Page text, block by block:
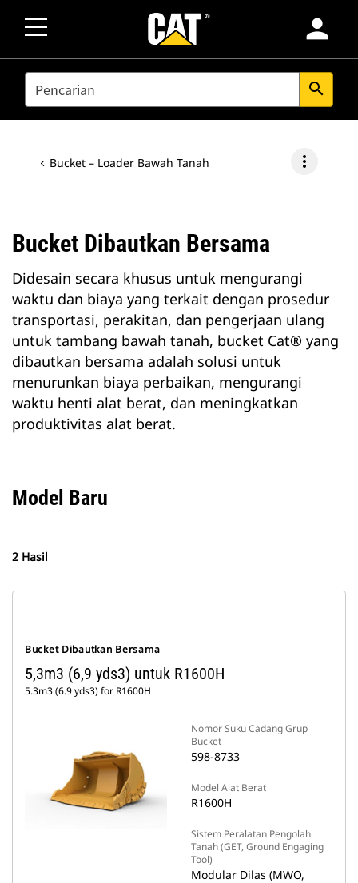
person
SEARCH search
Bucket – Loader Bawah Tanah more_vert
Bucket Dibautkan Bersama
Didesain secara khusus untuk mengurangi
waktu dan biaya yang terkait dengan prosedur
transportasi, perakitan, dan pengerjaan ulang
untuk tambang bawah tanah, bucket Cat® yang
dibautkan bersama adalah solusi untuk
menurunkan biaya perbaikan, mengurangi
waktu henti alat berat, dan meningkatkan
produktivitas alat berat.
Model Baru
2 Hasil
Bucket Dibautkan Bersama
5,3m3 (6,9 yds3) untuk R1600H
5.3m3 (6.9 yds3) for R1600H
Nomor Suku Cadang Grup
Bucket
598-8733
Model Alat Berat
R1600H
Sistem Peralatan Pengolah
Tanah (GET, Ground Engaging
Tool)
Modular Dilas (MWO,